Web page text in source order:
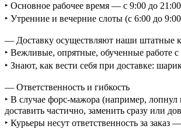
‣ Основное рабочее время — с 9:00 до 21:00
‣ Утренние и вечерние слоты (с 6:00 до
— Доставку осуществляют наши штатные
‣ Вежливые, опрятные, обученные работе
‣ Знают, как вести себя при доставке:
— Ответственность и гибкость
‣ В случае форс-мажора (например,
доставить частично, заменить сразу или
‣ Курьеры несут ответственность за